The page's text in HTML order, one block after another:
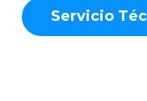
Servicio Téc